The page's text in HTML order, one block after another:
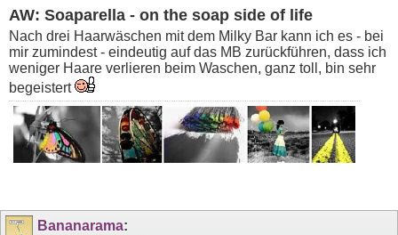
AW: Soaparella - on the soap side of life
Nach drei Haarwäschen mit dem Milky Bar kann ich es - bei
mir zumindest - eindeutig auf das MB zurückführen, dass ich
weniger Haare verlieren beim Waschen, ganz toll, bin sehr
begeistert
Bananarama: